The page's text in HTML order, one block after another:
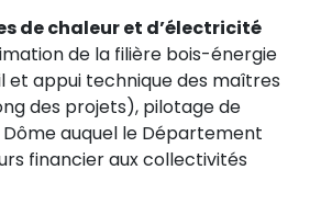
de chaleur et d’électricité
de la filière bois-énergie
et appui technique des maîtres
des projets), pilotage de
Dôme auquel le Département
financier aux collectivités